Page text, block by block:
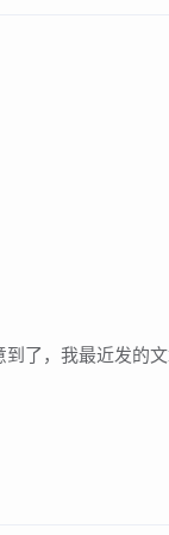
了，我最近发的